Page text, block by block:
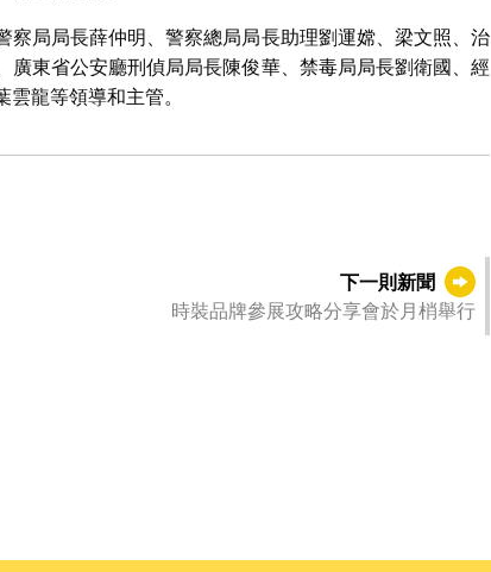
察局局長薛仲明、警察總局局長助理劉運嫦、梁文照、治
東省公安廳刑偵局局長陳俊華、禁毒局局長劉衛國、經
龍等領導和主管。
下一則新聞
時裝品牌參展攻略分享會於月梢舉行